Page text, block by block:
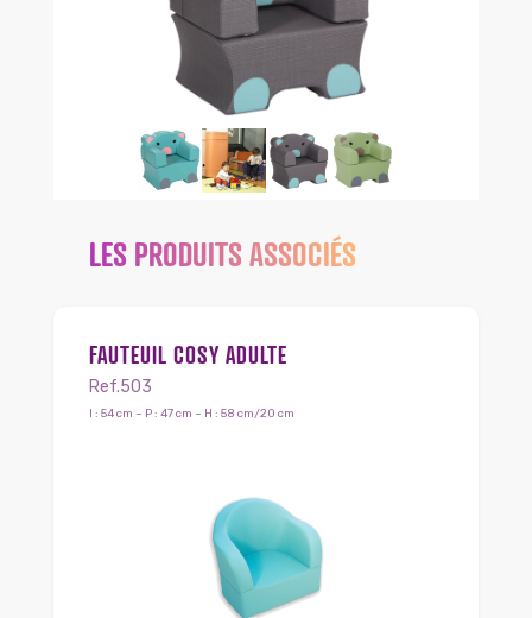
LES PRODUITS ASSOCIÉS
FAUTEUIL COSY ADULTE
Ref.503
l : 54 cm – P : 47 cm – H : 58 cm/20 cm